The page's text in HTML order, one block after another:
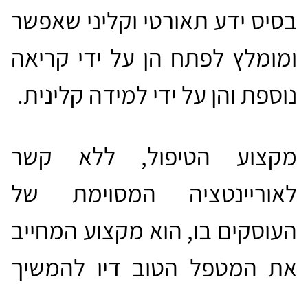
בסיס ידע תאורטי וקליני שאפשר
ומומלץ לפתח הן על ידי קריאה
נוספת והן על ידי למידה קלינית.
מקצוע הטיפול, ללא קשר
לאוריינטציה המסוימת של
העוסקים בו, הוא מקצוע המחייב
את המטפל הטוב דיו להמשיך